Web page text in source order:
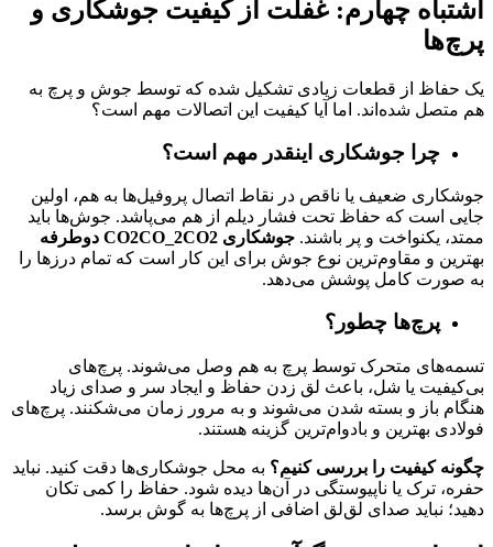
اشتباه چهارم: غفلت از کیفیت جوشکاری و
پرچ‌ها
یک حفاظ از قطعات زیادی تشکیل شده که توسط جوش و پرچ به
هم متصل شده‌اند. اما آیا کیفیت این اتصالات مهم است؟
چرا جوشکاری اینقدر مهم است؟
جوشکاری ضعیف یا ناقص در نقاط اتصال پروفیل‌ها به هم، اولین
جایی است که حفاظ تحت فشار دیلم از هم می‌پاشد. جوش‌ها باید
ممتد، یکنواخت و پر باشند. جوشکاری CO2CO_ 2CO2
دوطرفه
بهترین و مقاوم‌ترین نوع جوش برای این کار است که تمام درزها را
به صورت کامل پوشش می‌دهد.
پرچ‌ها چطور؟
تسمه‌های متحرک توسط پرچ به هم وصل می‌شوند. پرچ‌های
بی‌کیفیت یا شل، باعث لق زدن حفاظ و ایجاد سر و صدای زیاد
هنگام باز و بسته شدن می‌شوند و به مرور زمان می‌شکنند. پرچ‌های
فولادی بهترین و بادوام‌ترین گزینه هستند.
چگونه کیفیت را بررسی کنیم؟ به محل جوشکاری‌ها دقت کنید. نباید
حفره، ترک یا ناپیوستگی در آن‌ها دیده شود. حفاظ را کمی تکان
دهید؛ نباید صدای لق‌لق اضافی از پرچ‌ها به گوش برسد.